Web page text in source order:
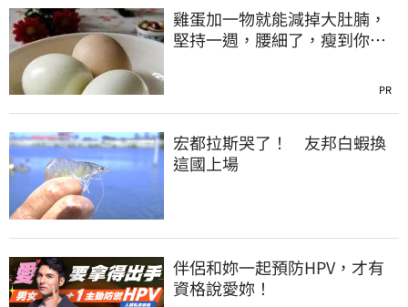
雞蛋加一物就能減掉大肚腩，
堅持一週，腰細了，瘦到你懷
PR
宏都拉斯哭了！ 友邦白蝦換
這國上場
伴侶和妳一起預防HPV，才有
資格說愛妳！